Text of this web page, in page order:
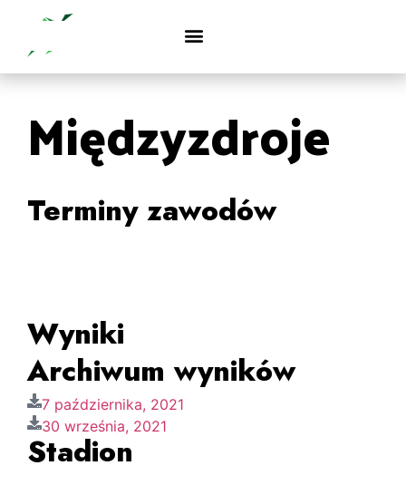
Międzyzdroje
Terminy zawodów
Wyniki
Archiwum wyników
7 października, 2021
30 września, 2021
Stadion